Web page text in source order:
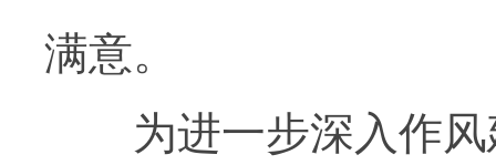
满意。
为进一步深入作风